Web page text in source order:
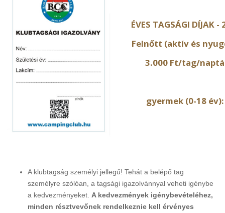
ÉVES TAGSÁGI DÍJAK
Felnőtt (aktív és
3.000 Ft/tag/
gyermek (0-18
A klubtagság személyi jellegű! Tehát a belépő tag
személyre szólóan, a tagsági igazolvánnyal veheti igénybe
a kedvezményeket. A kedvezmények igénybevételéhez,
minden résztvevőnek rendelkeznie kell érvényes